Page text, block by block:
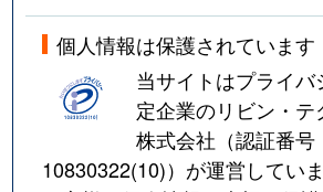
個人情報は保護されています
当サイトはプライ
定企業のリビン・
株式会社（認証番号
10830322(10)）が運営していま